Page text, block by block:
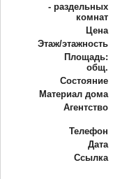
- раздельных
комнат
Цена
Этаж/этажность
Площадь:
общ.
Состояние
Материал дома
Агентство
Телефон
Дата
Ссылка